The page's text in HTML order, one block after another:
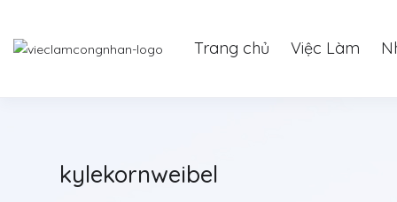
Trang chủ Việc Làm
kylekornweibel